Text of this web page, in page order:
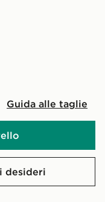
Guida alle taglie
desideri